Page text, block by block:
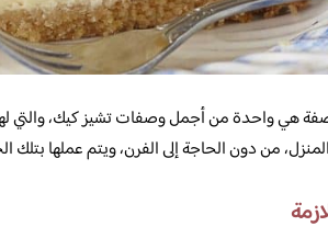
هي واحدة من أجمل وصفات تشيز كيك،
من دون الحاجة إلى الفرن، ويتم عملها بتلك